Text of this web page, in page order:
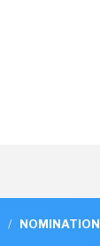
/ NOMINATION